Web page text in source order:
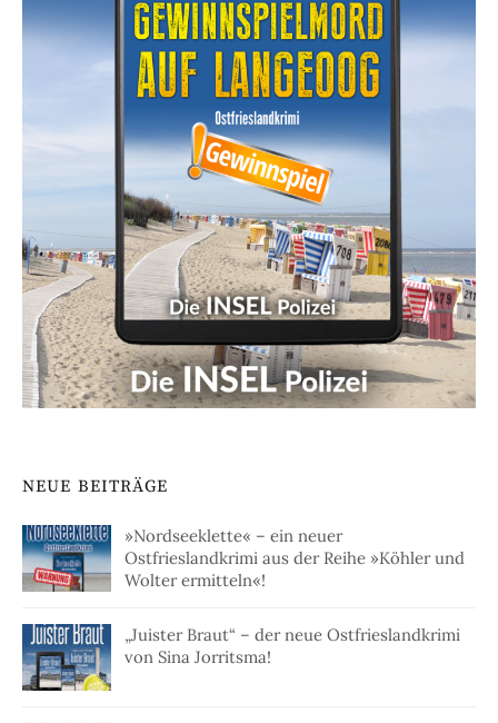
NEUE BEITRÄGE
»Nordseeklette« – ein neuer
Ostfrieslandkrimi aus der Reihe »Köhler und
Wolter ermitteln«!
„Juister Braut“ – der neue Ostfrieslandkrimi
von Sina Jorritsma!